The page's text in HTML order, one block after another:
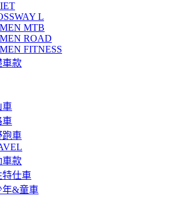
L
MTB
ROAD
FITNESS
車款
車
車
跑車
車款
特仕車
年&童車